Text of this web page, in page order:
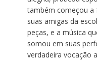
também começou
suas amigas da
peças, e a música
somou em suas
verdadeira vocação